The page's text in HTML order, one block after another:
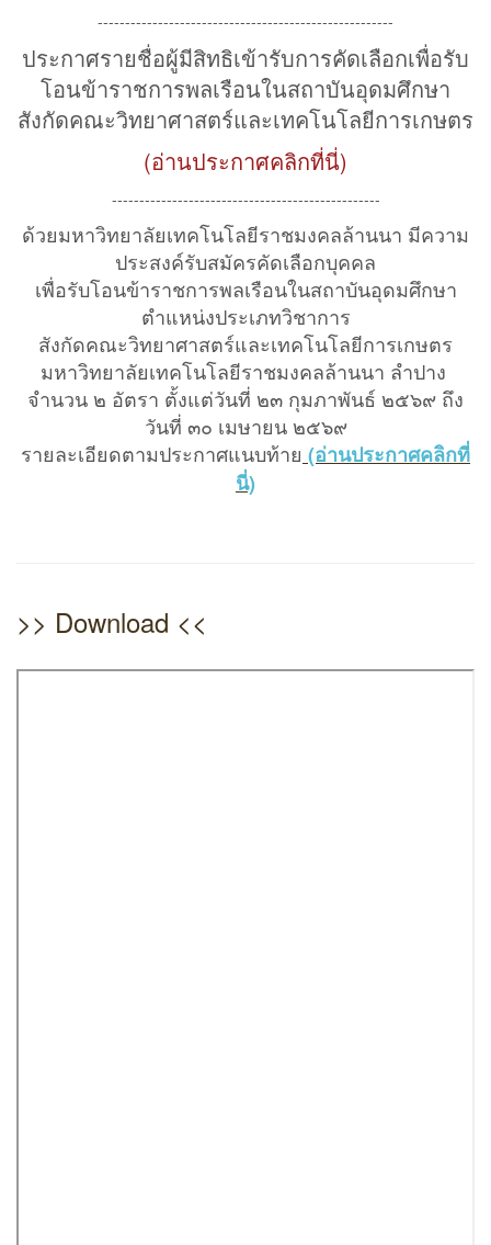
------------------------------------------------------
ประกาศรายชื่อผู้มีสิทธิเข้ารับการคัดเลือกเพื่อรับ
โอนข้าราชการพลเรือนในสถาบันอุดมศึกษา
สังกัดคณะวิทยาศาสตร์และเทคโนโลยีการเกษตร
(อ่านประกาศคลิกที่นี่)
-------------------------------------------------
ด้วยมหาวิทยาลัยเทคโนโลยีราชมงคลล้านนา มีความ
ประสงค์รับสมัครคัดเลือกบุคคล
เพื่อรับโอนข้าราชการพลเรือนในสถาบันอุดมศึกษา
ตำแหน่งประเภทวิชาการ
สังกัดคณะวิทยาศาสตร์และเทคโนโลยีการเกษตร
มหาวิทยาลัยเทคโนโลยีราชมงคลล้านนา ลำปาง
จำนวน ๒ อัตรา ตั้งแต่วันที่ ๒๓ กุมภาพันธ์ ๒๕๖๙ ถึง
วันที่ ๓๐ เมษายน ๒๕๖๙
รายละเอียดตามประกาศแนบท้าย (อ่านประกาศคลิกที่
นี่)
>> Download <<